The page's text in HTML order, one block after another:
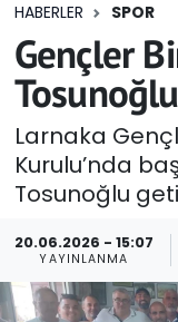
HABERLER SPOR
Gençler
Larnaka
Kurulu’nda
Tosunoğlu
20.06.2026 - 15:07
YAYINLANMA
Eğitim
Ekonomi
Foto Galeri
GEZİ
Güncel
Gündem
Tüm
Son Dakika
Haber